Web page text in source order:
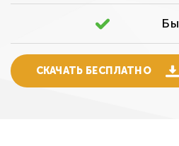
СКАЧАТЬ БЕСПЛАТНО